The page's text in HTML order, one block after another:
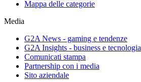
Mappa delle categorie
Media
G2A News - gaming e tendenze
G2A Insights - business e tecnologia
Comunicati stampa
Partnership con i media
Sito aziendale